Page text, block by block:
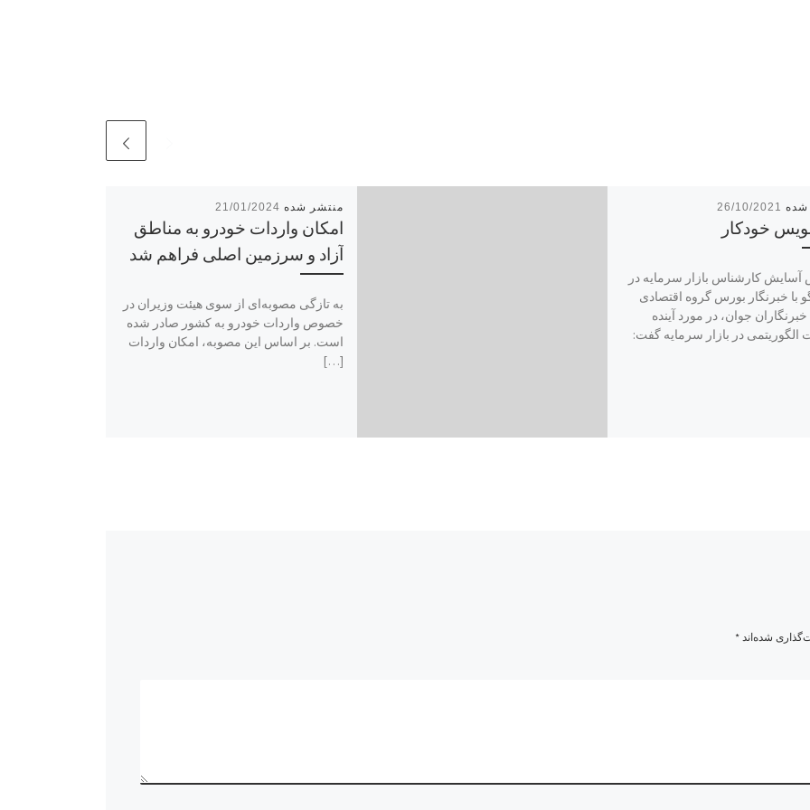
21/01/2024
امکان واردات خودرو به مناطق
آزاد و سرزمین اصلی فراهم شد
به تازگی مصوبه‌ای از سوی هیئت وزیران در
خصوص واردات خودرو به کشور صادر شده
است. بر اساس این مصوبه، امکان واردات
[…]
26/10/2021
خودکار
کارشناس بازار سرمایه در
با خبرنگار بورس گروه اقتصادی
جوان، در مورد آینده
الگوریتمی در بازار سرمایه گفت:
شده‌اند*